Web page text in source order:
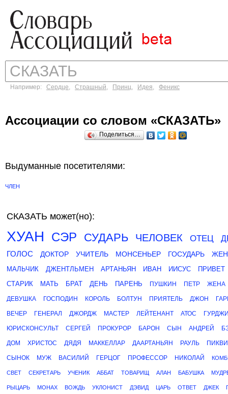
Например: Сердце, Страшный, Принц, Идея, Феникс
Ассоциации со словом «СКАЗАТЬ»
Поделиться…
Выдуманные посетителями:
ЧЛЕН
СКАЗАТЬ может(но):
ХУАН СЭР СУДАРЬ ЧЕЛОВЕК ОТЕЦ
ГОЛОС
ДОКТОР УЧИТЕЛЬ МОНСЕНЬЕР ГОСУДАРЬ
МАЛЬЧИК ДЖЕНТЛЬМЕН АРТАНЬЯН ИВАН ИИСУС
ПРИВЕТ
СТАРИК
МАТЬ БРАТ ДЕНЬ ПАРЕНЬ ПУШКИН ПЕТР ЖЕНА
ДЕВУШКА ГОСПОДИН КОРОЛЬ БОЛТУН ПРИЯТЕЛЬ ДЖОН
ВЕЧЕР ГЕНЕРАЛ ДЖОРДЖ МАСТЕР ЛЕЙТЕНАНТ АТОС
ЮРИСКОНСУЛЬТ СЕРГЕЙ ПРОКУРОР БАРОН СЫН АНДРЕЙ
ДОМ ХРИСТОС ДЯДЯ МАККЕЛЛАР ДААРТАНЬЯН РАУЛЬ
СЫНОК МУЖ ВАСИЛИЙ ГЕРЦОГ ПРОФЕССОР НИКОЛАЙ
СВЕТ СЕКРЕТАРЬ УЧЕНИК АББАТ ТОВАРИЩ АЛАН БАБУШКА
РЫЦАРЬ МОНАХ ВОЖДЬ УКЛОНИСТ ДЭВИД ЦАРЬ ОТВЕТ ДЖЕК